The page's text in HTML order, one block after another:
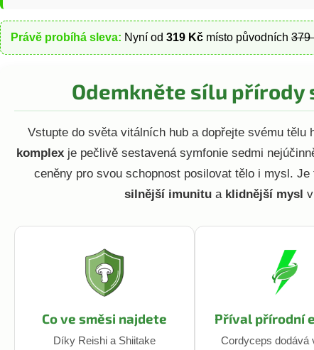
Právě probíhá sleva: Nyní od 319 Kč místo původních 379
Odemkněte sílu přírody
Vstupte do světa vitálních hub a dopřejte svému tělu
komplexje pečlivě sestavená symfonie sedmi
ceněny pro svou schopnost posilovat tělo i mysl.
silnější imunitu a klidnější mysl
Co ve směsi najdete
Díky Reishi a Shiitake
Příval přírodní
Cordyceps dodává